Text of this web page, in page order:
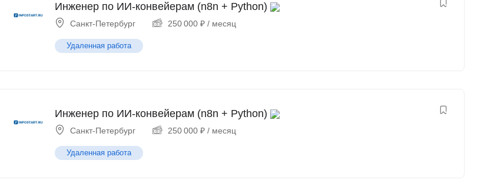
Инженер по ИИ-конвейерам (n8n + Python)
Санкт-Петербург 250 000 ₽ / месяц
Удаленная работа
Инженер по ИИ-конвейерам (n8n + Python)
Санкт-Петербург 250 000 ₽ / месяц
Удаленная работа